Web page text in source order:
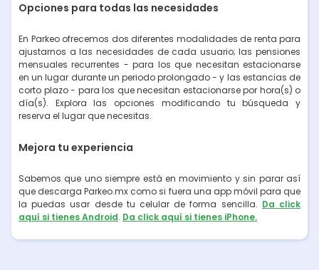
Opciones para todas las necesidades
En Parkeo ofrecemos dos diferentes modalidades de renta para
ajustarnos a las necesidades de cada usuario; las pensiones
mensuales recurrentes - para los que necesitan estacionarse
en un lugar durante un periodo prolongado - y las estancias de
corto plazo - para los que necesitan estacionarse por hora(s) o
día(s). Explora las opciones modificando tu búsqueda y
reserva el lugar que necesitas.
Mejora tu experiencia
Sabemos que uno siempre está en movimiento y sin parar así
que descarga Parkeo.mx como si fuera una app móvil para que
la puedas usar desde tu celular de forma sencilla. Da click
aquí si tienes Android. Da click aquí si tienes iPhone.